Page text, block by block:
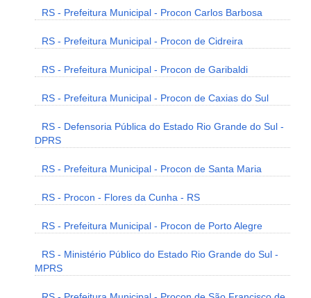
RS - Prefeitura Municipal - Procon Carlos Barbosa
RS - Prefeitura Municipal - Procon de Cidreira
RS - Prefeitura Municipal - Procon de Garibaldi
RS - Prefeitura Municipal - Procon de Caxias do Sul
RS - Defensoria Pública do Estado Rio Grande do Sul -
DPRS
RS - Prefeitura Municipal - Procon de Santa Maria
RS - Procon - Flores da Cunha - RS
RS - Prefeitura Municipal - Procon de Porto Alegre
RS - Ministério Público do Estado Rio Grande do Sul -
MPRS